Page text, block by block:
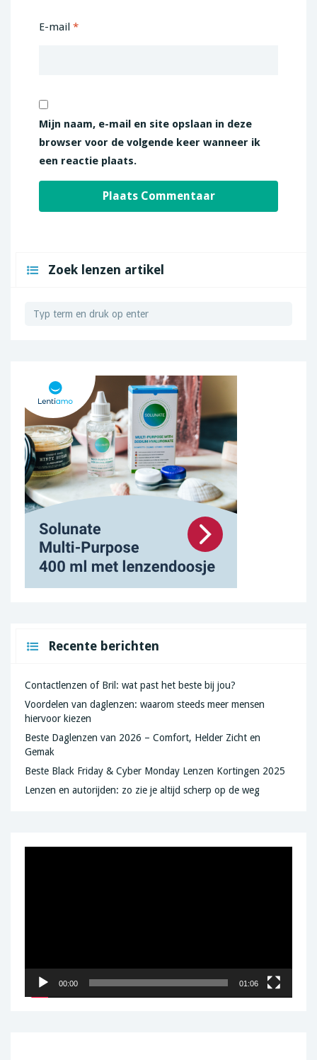
E-mail *
Mijn naam, e-mail en site opslaan in deze
browser voor de volgende keer wanneer ik
een reactie plaats.
Zoek lenzen artikel
Recente berichten
Contactlenzen of Bril: wat past het beste bij jou?
Voordelen van daglenzen: waarom steeds meer mensen
hiervoor kiezen
Beste Daglenzen van 2026 – Comfort, Helder Zicht en
Gemak
Beste Black Friday & Cyber Monday Lenzen Kortingen 2025
Lenzen en autorijden: zo zie je altijd scherp op de weg
00:00 01:06